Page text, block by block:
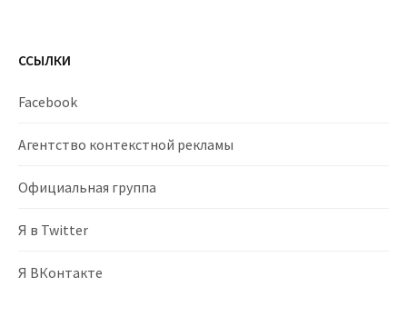
ССЫЛКИ
Facebook
Агентство контекстной рекламы
Официальная группа
Я в Twitter
Я ВКонтакте